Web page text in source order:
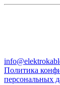
Политика
персональных